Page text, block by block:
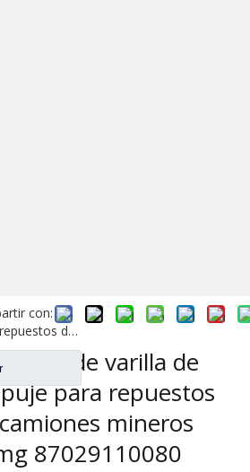
Varilla de empuje para repuestos de camiones mineros Lgmg 41100001985 4110000883 4110000290
con:
de varilla de
para repuestos
mineros
87029110080